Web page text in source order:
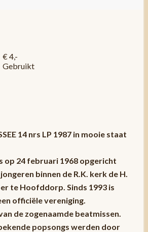
€ 4,-
Gebruikt
14 nrs LP 1987 in mooie staat
op 24 februari 1968 opgericht
binnen de R.K. kerk de H.
te Hoofddorp. Sinds 1993 is
officiële vereniging.
de zogenaamde beatmissen.
popsongs werden door